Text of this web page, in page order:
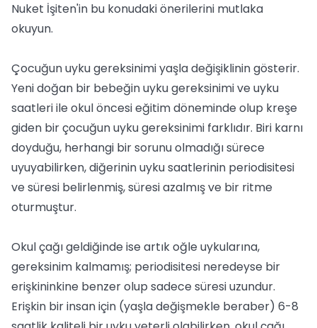
Nuket İşiten'in bu konudaki önerilerini mutlaka
okuyun.
Çocuğun uyku gereksinimi yaşla değişiklinin gösterir.
Yeni doğan bir bebeğin uyku gereksinimi ve uyku
saatleri ile okul öncesi eğitim döneminde olup kreşe
giden bir çocuğun uyku gereksinimi farklıdır. Biri karnı
doyduğu, herhangi bir sorunu olmadığı sürece
uyuyabilirken, diğerinin uyku saatlerinin periodisitesi
ve süresi belirlenmiş, süresi azalmış ve bir ritme
oturmuştur.
Okul çağı geldiğinde ise artık oğle uykularına,
gereksinim kalmamış; periodisitesi neredeyse bir
erişkininkine benzer olup sadece süresi uzundur.
Erişkin bir insan için (yaşla değişmekle beraber) 6-8